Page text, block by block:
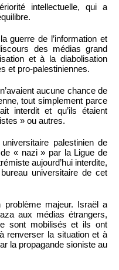
intellectuelle, qui a
guerre de l’information et
des médias grand
et à la diabolisation
et pro-palestiniennes.
aucune chance de
tout simplement parce
interdit et qu’ils étaient
» ou autres.
palestinien de
« nazi » par la Ligue de
aujourd’hui interdite,
universitaire de cet
problème majeur. Israël a
aux médias étrangers,
sont mobilisés et ils ont
renverser la situation et à
la propagande sioniste au